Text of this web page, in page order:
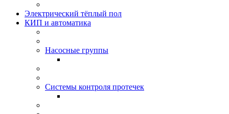
Электрический тёплый пол
КИП и автоматика
Насосные группы
Системы контроля протeчек